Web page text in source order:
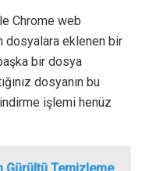
Chrome web
dosyalara eklenen bir
bir dosya
dosyanın bu
işlemi henüz